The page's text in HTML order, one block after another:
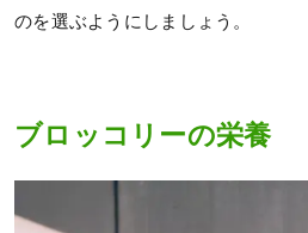
のを選ぶようにしましょう。
ブロッコリーの栄養